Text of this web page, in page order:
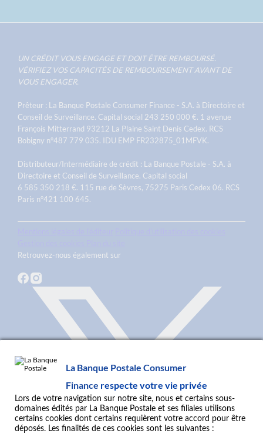
UN CRÉDIT VOUS ENGAGE ET DOIT ÊTRE REMBOURSÉ.
VÉRIFIEZ VOS CAPACITÉS DE REMBOURSEMENT AVANT DE
VOUS ENGAGER.
Prêteur : La Banque Postale Consumer Finance - S.A. à Directoire et
Conseil de Surveillance. Capital social 243 250 000 €. 1 avenue
François Mitterrand 93212 La Plaine Saint Denis Cedex. RCS
Bobigny n°487 779 035. IDU EMP FR232875_01MFVK.
Distributeur/Intermédiaire de crédit : La Banque Postale - S.A. à
Directoire et Conseil de Surveillance. Capital social
6 585 350 218 €. 115 rue de Sèvres, 75275 Paris Cedex 06. RCS
Paris n°421 100 645.
Retrouvez-nous également sur
La Banque Postale Consumer
Finance respecte votre vie privée
Lors de votre navigation sur notre site, nous et certains sous-
domaines édités par La Banque Postale et ses filiales utilisons
certains cookies dont certains requièrent votre accord pour être
déposés. Les finalités de ces cookies sont les suivantes :